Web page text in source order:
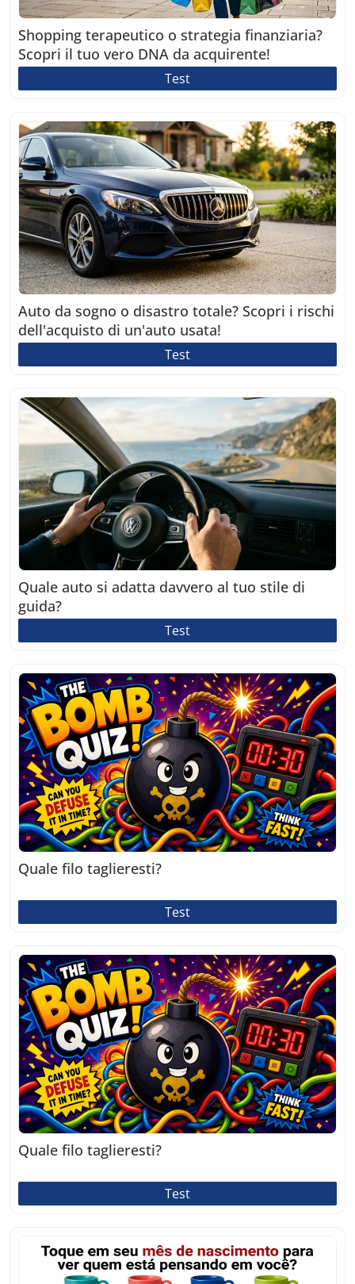
Shopping terapeutico o strategia finanziaria?
Scopri il tuo vero DNA da acquirente!
Test
Auto da sogno o disastro totale? Scopri i rischi
dell'acquisto di un'auto usata!
Test
Quale auto si adatta davvero al tuo stile di
guida?
Test
Quale filo taglieresti?
Test
Quale filo taglieresti?
Test